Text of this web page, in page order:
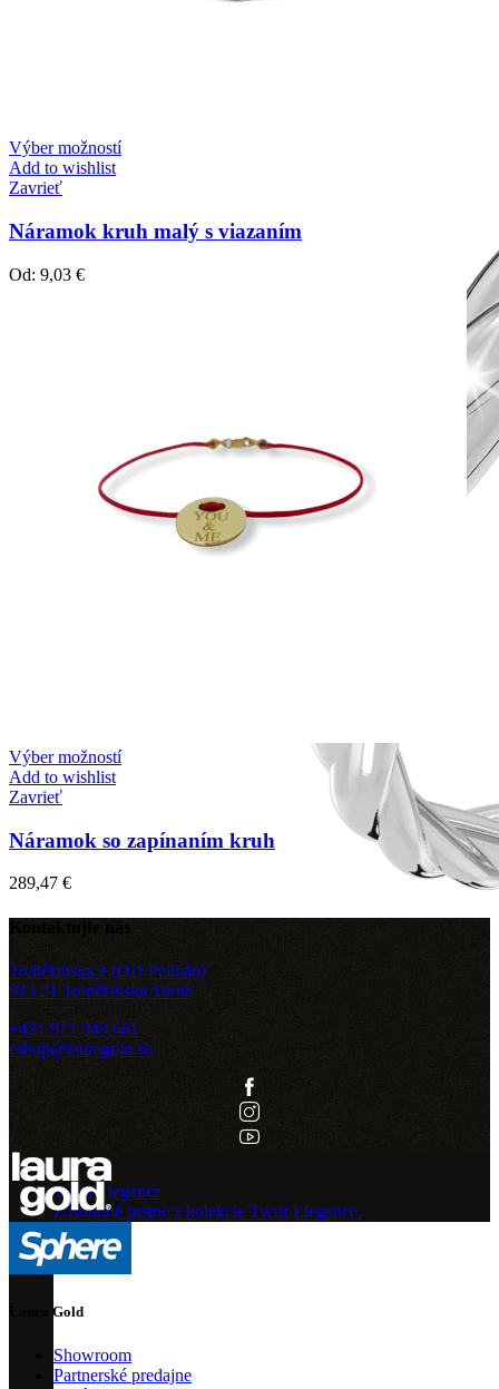
Twist Elegance
Zásnubné prstne z kolekcie Twist Elegance.
Výber možností
Add to wishlist
Zavrieť
Náramok kruh malý s viazaním
Od: 9,03 €
Výber možností
Add to wishlist
Zavrieť
Náramok so zapínaním kruh
289,47 €
Kontaktujte nás
Trenčianska 1 (OD Pelikán)
913 21 Trenčianska Turná
+421 917 343 681
eshop@lauragold.sk
Laura Gold
Showroom
Partnerské predajne